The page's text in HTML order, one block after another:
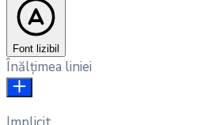
Font lizibil
Înălțimea liniei